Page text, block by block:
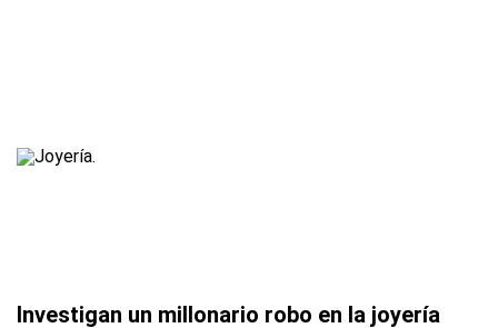
Investigan un millonario robo en la joyería